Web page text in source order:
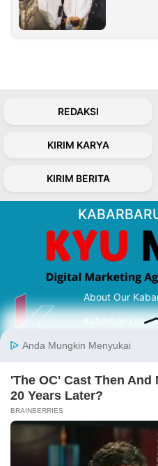
REDAKSI
KIRIM KARYA
KIRIM BERITA
About Our
Kabarbaru.co
serta
Follow